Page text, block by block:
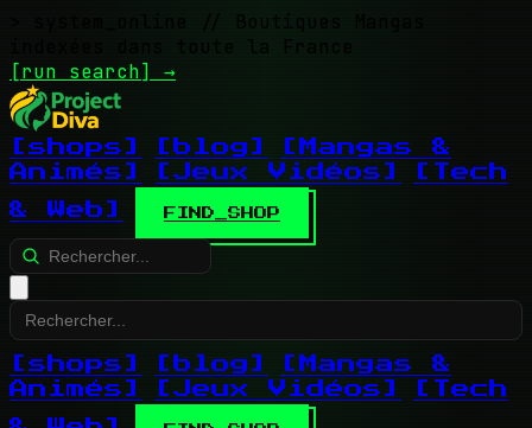
// Boutiques Mangas
indexées dans toute la France
[run search] →
[shops] [blog]
[Mangas &
Animés]
[Jeux Vidéos]
[Tech
& Web]
FIND_SHOP
[shops] [blog]
[Mangas &
Animés]
[Jeux Vidéos]
[Tech